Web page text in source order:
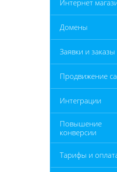
Интернет
Домены
Заявки и заказы
Продвижение
Интеграции
Повышение
конверсии
Тарифы и